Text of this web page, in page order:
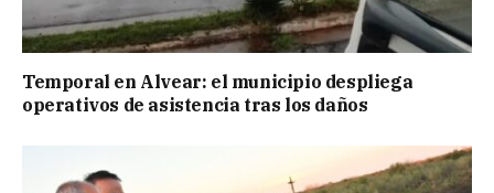
Temporal en Alvear: el municipio despliega
operativos de asistencia tras los daños